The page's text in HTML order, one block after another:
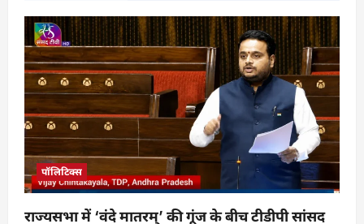
पॉलिटिक्स
राज्यसभा में ‘वंदे मातरम्’ की गूंज के बीच टीडीपी सांसद